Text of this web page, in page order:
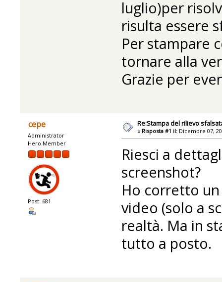
luglio)per
risulta essere
Per stampare
tornare alla
Grazie per
cepe
Administrator
Hero Member
Post: 681
Re:Stampa del rilievo
« Risposta #1 il: Dicembre 07,
Riesci a
screenshot?
Ho corretto un
video (solo a
realtà. Ma in
tutto a posto.